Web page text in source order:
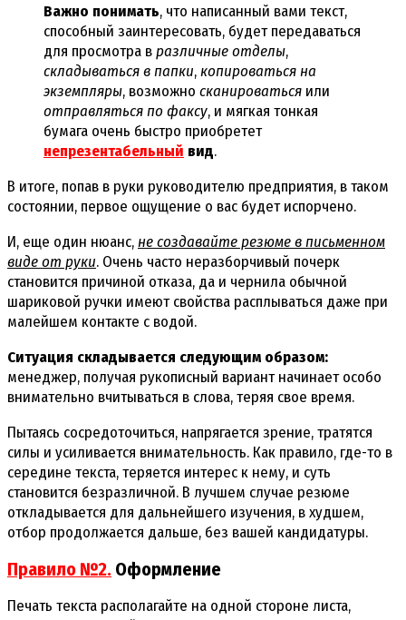
Важно понимать, что написанный вами текст,
способный заинтересовать, будет передаваться
для просмотра вразличные отделы,
складываться в папки,копироваться на
экземпляры, возможно сканироваться или
отправляться по факсу, и мягкая тонкая
бумага очень быстро приобретет
непрезентабельный вид.
В итоге, попав в руки руководителю предприятия, в таком
состоянии, первое ощущение о вас будет испорчено.
И, еще один нюанс,не создавайте резюме в письменном
виде от руки. Очень часто неразборчивый почерк
становится причиной отказа, да и чернила обычной
шариковой ручки имеют свойства расплываться даже при
малейшем контакте с водой.
Ситуация складывается следующим образом:
менеджер, получая рукописный вариант начинает особо
внимательно вчитываться в слова, теряя свое время.
Пытаясь сосредоточиться, напрягается зрение, тратятся
силы и усиливается внимательность. Как правило, где-то в
середине текста, теряется интерес к нему, и суть
становится безразличной. В лучшем случае резюме
откладывается для дальнейшего изучения, в худшем,
отбор продолжается дальше, без вашей кандидатуры.
Правило №2. Оформление
Печать текста располагайте на одной стороне листа,